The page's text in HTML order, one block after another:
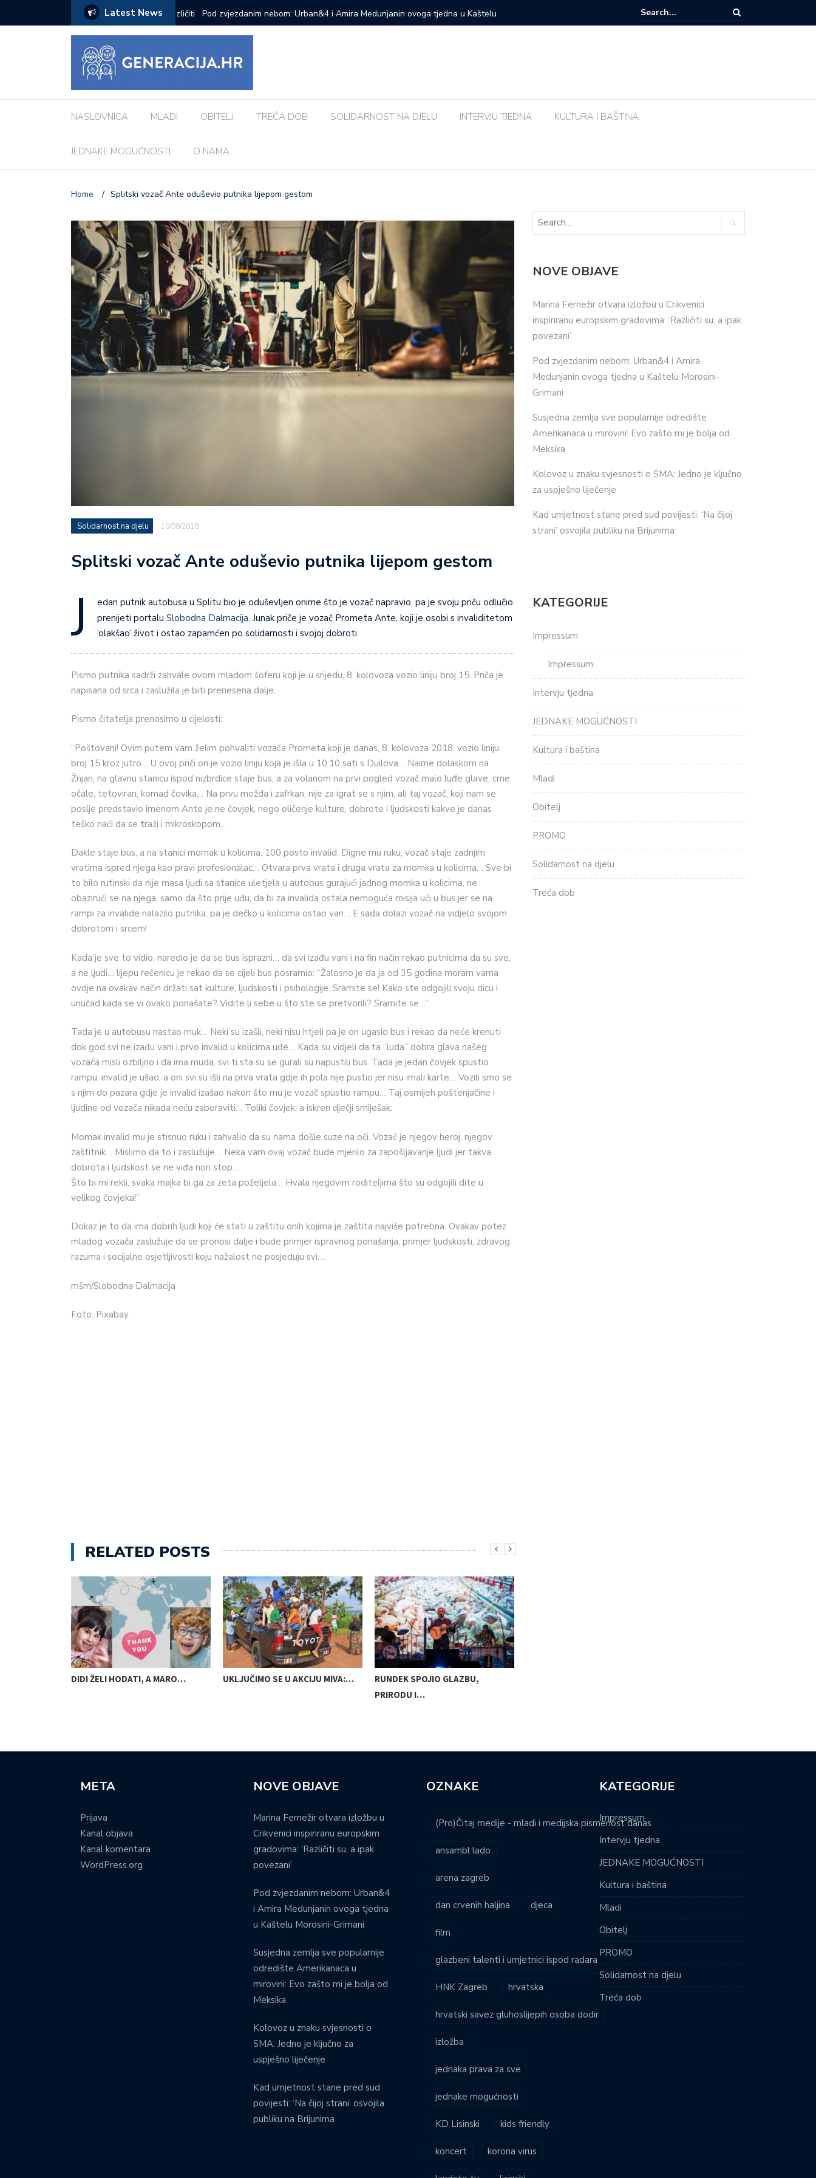
Latest News
inspiriranu europskim gradovima: ‘Različiti
Pod zvjezdanim nebom: Urban&4 i Amira Medunjanin ovoga tjedna u Kaštelu
Morosini-Grimani
Susjedna zemlja sve popularnije odredište Amerikanaca u mirovini: Evo zašto
bolja od Meksika
NASLOVNICA MLADI OBITELJ TREĆA DOB SOLIDARNOST NA DJELU INTERVJU TJEDNA KULTURA I BAŠTINA
JEDNAKE MOGUĆNOSTI O NAMA
Home / Splitski vozač Ante oduševio putnika lijepom gestom
Solidarnost na djelu 10/08/2018
Splitski vozač Ante oduševio putnika lijepom gestom
J
edan putnik autobusa u Splitu bio je oduševljen onime što je vozač napravio, pa je svoju priču odlučio
prenijeti portalu Slobodna Dalmacija. Junak priče je vozač Prometa Ante, koji je osobi s invaliditetom
‘olakšao’ život i ostao zapamćen po solidarnosti i svojoj dobroti.
Pismo putnika sadrži zahvale ovom mladom šoferu koji je u srijedu, 8. kolovoza vozio liniju broj 15. Priča je
napisana od srca i zaslužila je biti prenesena dalje.
Pismo čitatelja prenosimo u cijelosti:
“Poštovani! Ovim putem vam želim pohvaliti vozača Prometa koji je danas, 8. kolovoza 2018. vozio liniju
broj 15 kroz jutro… U ovoj priči on je vozio liniju koja je išla u 10:10 sati s Duilova… Naime dolaskom na
Žnjan, na glavnu stanicu ispod nizbrdice staje bus, a za volanom na prvi pogled vozač malo luđe glave, crne
očale, tetoviran, komad čovika… Na prvu možda i zafrkan, nije za igrat se s njim, ali taj vozač, koji nam se
poslje predstavio imenom Ante je ne čovjek, nego oličenje kulture, dobrote i ljudskosti kakve je danas
teško naći da se traži i mikroskopom…
Dakle staje bus, a na stanici momak u kolicima, 100 posto invalid. Digne mu ruku, vozač staje zadnjim
vratima ispred njega kao pravi profesionalac… Otvara prva vrata i druga vrata za momka u kolicima… Sve bi
to bilo rutinski da nije masa ljudi sa stanice uletjela u autobus gurajući jadnog momka u kolicima, ne
obazirući se na njega, samo da što prije uđu, da bi za invalida ostala nemoguća misija ući u bus jer se na
rampi za invalide nalazilo putnika, pa je dečko u kolicima ostao van… E sada dolazi vozač na vidjelo svojom
dobrotom i srcem!
Kada je sve to vidio, naredio je da se bus isprazni… da svi izađu vani i na fin način rekao putnicima da su sve,
a ne ljudi… lijepu rečenicu je rekao da se cijeli bus posramio: “Žalosno je da ja od 35 godina moram vama
ovdje na ovakav način držati sat kulture, ljudskosti i psihologije. Sramite se! Kako ste odgojili svoju dicu i
unučad kada se vi ovako ponašate? Vidite li sebe u što ste se pretvorili? Sramite se…”.
Tada je u autobusu nastao muk… Neki su izašli, neki nisu htjeli pa je on ugasio bus i rekao da neće krenuti
dok god svi ne izađu vani i prvo invalid u kolicima uđe… Kada su vidjeli da ta “luda” dobra glava našeg
vozača misli ozbiljno i da ima muda, svi ti sta su se gurali su napustili bus. Tada je jedan čovjek spustio
rampu, invalid je ušao, a oni svi su išli na prva vrata gdje ih pola nije pustio jer nisu imali karte… Vozili smo se
s njim do pazara gdje je invalid izašao nakon što mu je vozač spustio rampu… Taj osmijeh poštenjačine i
ljudine od vozača nikada neću zaboraviti… Toliki čovjek, a iskren dječji smiješak.
Momak invalid mu je stisnuo ruku i zahvalio da su nama došle suze na oči. Vozač je njegov heroj, njegov
zaštitnik… Mislimo da to i zaslužuje… Neka vam ovaj vozač bude mjerilo za zapošljavanje ljudi jer takva
dobrota i ljudskost se ne viđa non stop…
Što bi mi rekli, svaka majka bi ga za zeta poželjela… Hvala njegovim roditeljima što su odgojili dite u
velikog čovjeka!”
Dokaz je to da ima dobrih ljudi koji će stati u zaštitu onih kojima je zaštita najviše potrebna. Ovakav potez
mladog vozača zaslužuje da se pronosi dalje i bude primjer ispravnog ponašanja, primjer ljudskosti, zdravog
razuma i socijalne osjetljivosti koju nažalost ne posjeduju svi….
mšm/Slobodna Dalmacija
Foto: Pixabay
RELATED POSTS
DIDI ŽELI HODATI, A MARO… UKLJUČIMO SE U AKCIJU MIVA:…
RUNDEK SPOJIO GLAZBU,
PRIRODU I…
NOVE OBJAVE
Marina Fernežir otvara izložbu u Crikvenici
inspiriranu europskim gradovima: ‘Različiti su, a ipak
povezani’
Pod zvjezdanim nebom: Urban&4 i Amira
Medunjanin ovoga tjedna u Kaštelu Morosini-
Grimani
Susjedna zemlja sve popularnije odredište
Amerikanaca u mirovini: Evo zašto mi je bolja od
Meksika
Kolovoz u znaku svjesnosti o SMA: Jedno je ključno
za uspješno liječenje
Kad umjetnost stane pred sud povijesti: ‘Na čijoj
strani’ osvojila publiku na Brijunima
KATEGORIJE
Impressum
Impressum
Intervju tjedna
JEDNAKE MOGUĆNOSTI
Kultura i baština
Mladi
Obitelj
PROMO
Solidarnost na djelu
Treća dob
META
Prijava
Kanal objava
Kanal komentara
WordPress.org
NOVE OBJAVE
Marina Fernežir otvara izložbu u
Crikvenici inspiriranu europskim
gradovima: ‘Različiti su, a ipak
povezani’
Pod zvjezdanim nebom: Urban&4
i Amira Medunjanin ovoga tjedna
u Kaštelu Morosini-Grimani
Susjedna zemlja sve popularnije
odredište Amerikanaca u
mirovini: Evo zašto mi je bolja od
Meksika
Kolovoz u znaku svjesnosti o
SMA: Jedno je ključno za
uspješno liječenje
Kad umjetnost stane pred sud
povijesti: ‘Na čijoj strani’ osvojila
publiku na Brijunima
OZNAKE
(Pro)Čitaj medije - mladi i medijska pismenost danas
ansambl lado
arena zagreb
dan crvenih haljina djeca
film
glazbeni talenti i umjetnici ispod radara
HNK Zagreb hrvatska
hrvatski savez gluhoslijepih osoba dodir
izložba
jednaka prava za sve
jednake mogućnosti
KD Lisinski kids friendly
koncert korona virus
KATEGORIJE
Impressum
Intervju tjedna
JEDNAKE MOGUĆNOSTI
Kultura i baština
Mladi
Obitelj
PROMO
Solidarnost na djelu
Treća dob